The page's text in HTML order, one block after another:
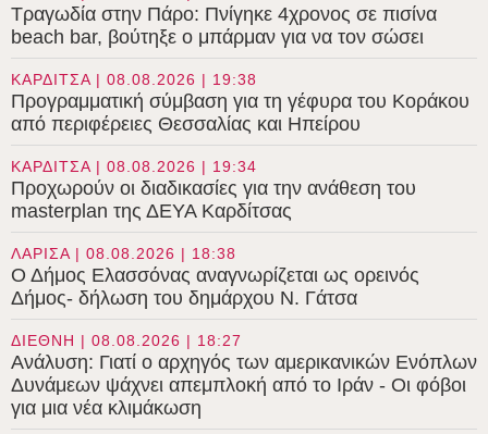
Τραγωδία στην Πάρο: Πνίγηκε 4χρονος σε πισίνα
beach bar, βούτηξε ο μπάρμαν για να τον σώσει
ΚΑΡΔΙΤΣΑ | 08.08.2026 | 19:38
Προγραμματική σύμβαση για τη γέφυρα του Κοράκου
από περιφέρειες Θεσσαλίας και Ηπείρου
ΚΑΡΔΙΤΣΑ | 08.08.2026 | 19:34
Προχωρούν οι διαδικασίες για την ανάθεση του
masterplan της ΔΕΥΑ Καρδίτσας
ΛΑΡΙΣΑ | 08.08.2026 | 18:38
Ο Δήμος Ελασσόνας αναγνωρίζεται ως ορεινός
Δήμος- δήλωση του δημάρχου Ν. Γάτσα
ΔΙΕΘΝΗ | 08.08.2026 | 18:27
Ανάλυση: Γιατί ο αρχηγός των αμερικανικών Ενόπλων
Δυνάμεων ψάχνει απεμπλοκή από το Ιράν - Οι φόβοι
για μια νέα κλιμάκωση